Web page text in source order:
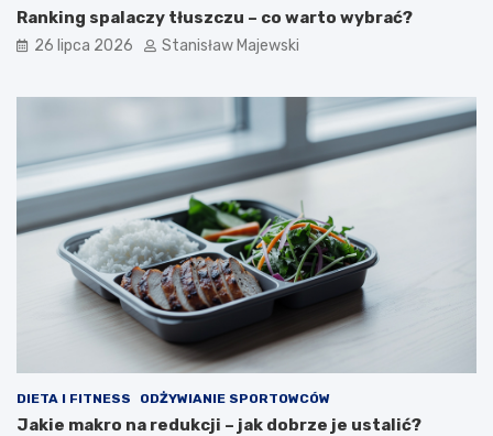
Ranking spalaczy tłuszczu – co warto wybrać?
26 lipca 2026 Stanisław Majewski
DIETA I FITNESS ODŻYWIANIE SPORTOWCÓW
Jakie makro na redukcji – jak dobrze je ustalić?